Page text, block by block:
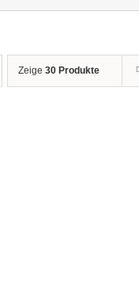
Zeige 30 Produkte